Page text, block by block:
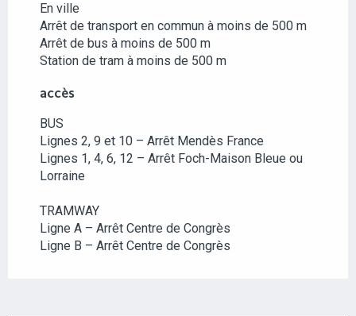
En ville
Arrêt de transport en commun à moins de 500 m
Arrêt de bus à moins de 500 m
Station de tram à moins de 500 m
ACCÈS
ACCÈS
BUS
Lignes 2, 9 et 10 – Arrêt Mendès France
Lignes 1, 4, 6, 12 – Arrêt Foch-Maison Bleue ou
Lorraine
TRAMWAY
Ligne A – Arrêt Centre de Congrès
Ligne B – Arrêt Centre de Congrès